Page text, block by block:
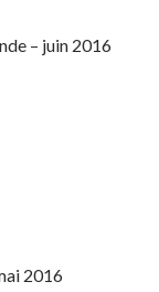
– juin 2016
2016